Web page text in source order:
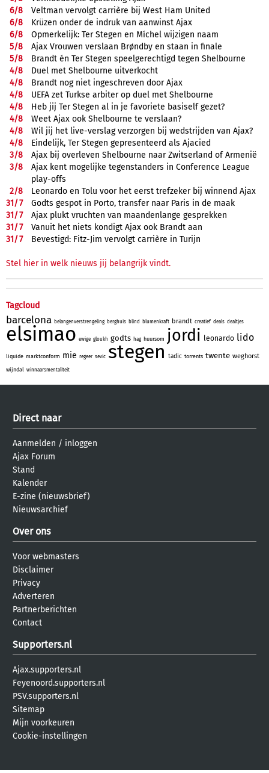
6/8
Veltman vervolgt carrière bij West Ham United
6/8
Krüzen onder de indruk van aanwinst Ajax
6/8
Opmerkelijk: Ter Stegen en Míchel wijzigen naam
5/8
Ajax Vrouwen verslaan Brøndby en staan in finale
5/8
Brandt én Ter Stegen speelgerechtigd tegen Shelbourne
4/8
Duel met Shelbourne uitverkocht
4/8
Brandt nog niet ingeschreven door Ajax
4/8
UEFA zet Turkse arbiter op duel met Shelbourne
4/8
Heb jij Ter Stegen al in je favoriete basiself gezet?
4/8
Weet Ajax ook Shelbourne te verslaan?
4/8
Wil jij het live-verslag verzorgen bij wedstrijden van Ajax?
4/8
Eindelijk, Ter Stegen gepresenteerd als Ajacied
3/8
Ajax bij overleven Shelbourne naar Zwitserland of Armenië
3/8
Ajax kent mogelijke tegenstanders in Conference League
play-offs
2/8
Leonardo en Tolu voor het eerst trefzeker bij winnend Ajax
31/7
Godts gespot in Porto, transfer naar Paris in de maak
31/7
Ajax plukt vruchten van maandenlange gesprekken
31/7
Vanuit het niets kondigt Ajax ook Brandt aan
31/7 Bevestigd: Fitz-Jim vervolgt carrière in Turijn
Stel hier in welk nieuws jij belangrijk vindt.
Tagcloud
barcelona belangenverstrengeling berghuis blind blumenkraft brandt creatief deals dealtjes
elsimao ewige gloukh godts hag huursom jordi leonardo lido
liquide marktconform mie regeer sevic stegen tadic torrents twente weghorst
wijndal winnaarsmentaliteit
Direct naar
Aanmelden / inloggen
Ajax Forum
Stand
Kalender
E-zine (nieuwsbrief)
Nieuwsarchief
Over ons
Voor webmasters
Disclaimer
Privacy
Adverteren
Partnerberichten
Contact
Supporters.nl
Ajax.supporters.nl
Feyenoord.supporters.nl
PSV.supporters.nl
Sitemap
Mijn voorkeuren
Cookie-instellingen